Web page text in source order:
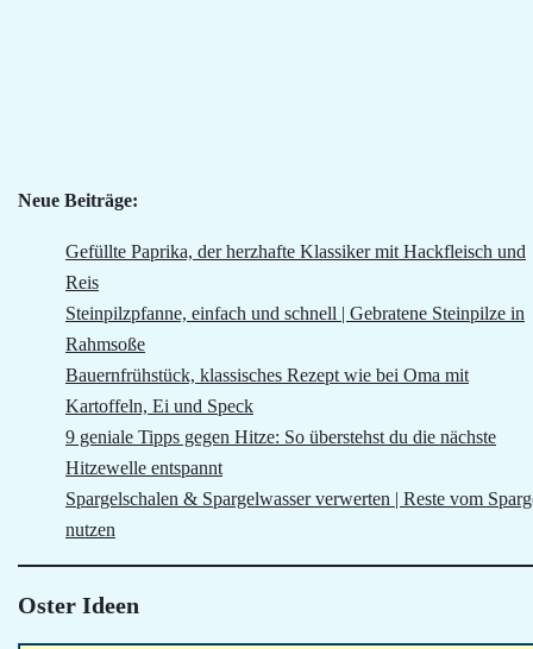
Neue Beiträge:
Gefüllte Paprika, der herzhafte Klassiker mit Hackfleisch und
Reis
Steinpilzpfanne, einfach und schnell | Gebratene Steinpilze in
Rahmsoße
Bauernfrühstück, klassisches Rezept wie bei Oma mit
Kartoffeln, Ei und Speck
9 geniale Tipps gegen Hitze: So überstehst du die nächste
Hitzewelle entspannt
Spargelschalen & Spargelwasser verwerten | Reste vom
nutzen
Oster Ideen